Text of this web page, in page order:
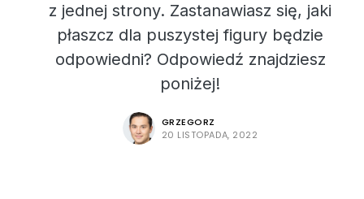
z jednej strony. Zastanawiasz się, jaki
płaszcz dla puszystej figury będzie
odpowiedni? Odpowiedź znajdziesz
poniżej!
GRZEGORZ
20 LISTOPADA, 2022